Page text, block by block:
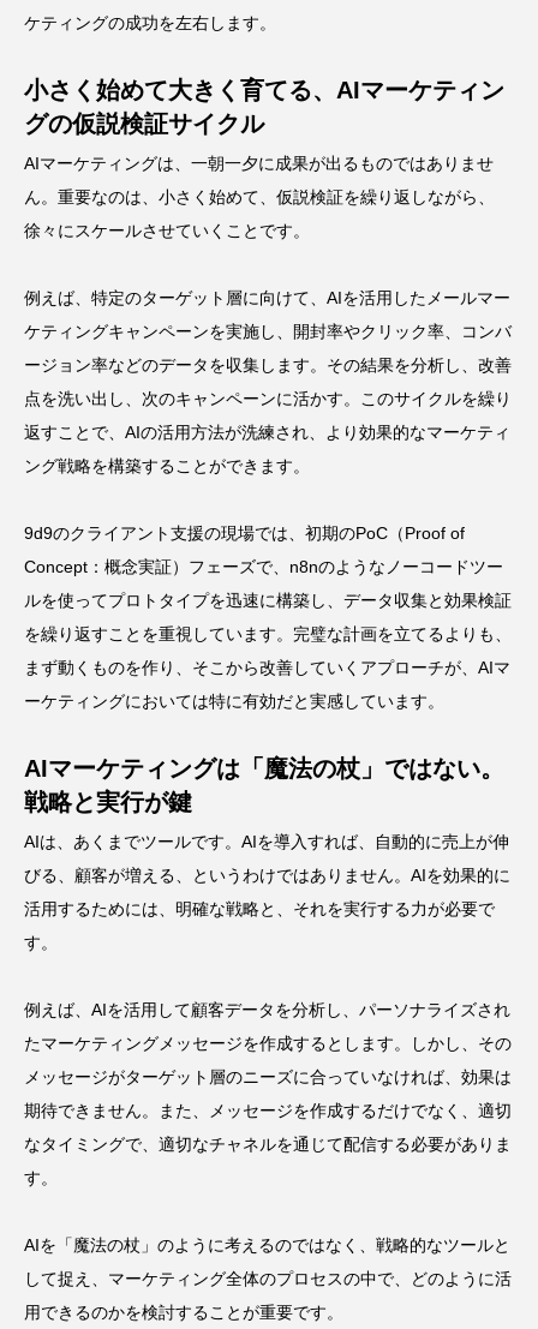
ケティングの成功を左右します。
小さく始めて大きく育てる、AIマーケティン
グの仮説検証サイクル
AIマーケティングは、一朝一夕に成果が出るものではありませ
ん。重要なのは、小さく始めて、仮説検証を繰り返しながら、
徐々にスケールさせていくことです。
例えば、特定のターゲット層に向けて、AIを活用したメールマー
ケティングキャンペーンを実施し、開封率やクリック率、コンバ
ージョン率などのデータを収集します。その結果を分析し、改善
点を洗い出し、次のキャンペーンに活かす。このサイクルを繰り
返すことで、AIの活用方法が洗練され、より効果的なマーケティ
ング戦略を構築することができます。
9d9のクライアント支援の現場では、初期のPoC（Proof of
Concept：概念実証）フェーズで、n8nのようなノーコードツー
ルを使ってプロトタイプを迅速に構築し、データ収集と効果検証
を繰り返すことを重視しています。完璧な計画を立てるよりも、
まず動くものを作り、そこから改善していくアプローチが、AIマ
ーケティングにおいては特に有効だと実感しています。
AIマーケティングは「魔法の杖」ではない。
戦略と実行が鍵
AIは、あくまでツールです。AIを導入すれば、自動的に売上が伸
びる、顧客が増える、というわけではありません。AIを効果的に
活用するためには、明確な戦略と、それを実行する力が必要で
す。
例えば、AIを活用して顧客データを分析し、パーソナライズされ
たマーケティングメッセージを作成するとします。しかし、その
メッセージがターゲット層のニーズに合っていなければ、効果は
期待できません。また、メッセージを作成するだけでなく、適切
なタイミングで、適切なチャネルを通じて配信する必要がありま
す。
AIを「魔法の杖」のように考えるのではなく、戦略的なツールと
して捉え、マーケティング全体のプロセスの中で、どのように活
用できるのかを検討することが重要です。